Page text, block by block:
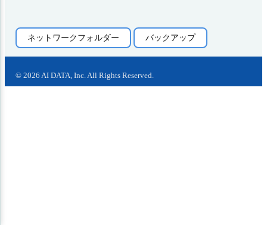
ネットワークフォルダー バックアップ
© 2026 AI DATA, Inc. All Rights Reserved.